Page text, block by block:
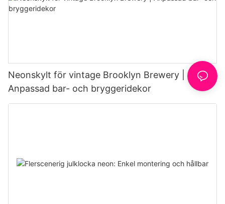
Neonskylt för vintage Brooklyn Brewery |
Anpassad bar- och bryggeridekor